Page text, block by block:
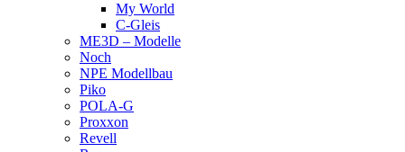
My World
C-Gleis
ME3D – Modelle
Noch
NPE Modellbau
Piko
POLA-G
Proxxon
Revell